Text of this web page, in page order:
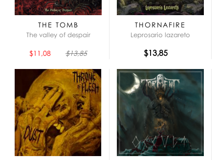
THE TOMB
The valley of despair
$11,08 $13,85
THORNAFIRE
Leprosario lazareto
$13,85